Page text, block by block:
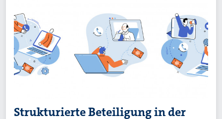
Strukturierte Beteiligung in der